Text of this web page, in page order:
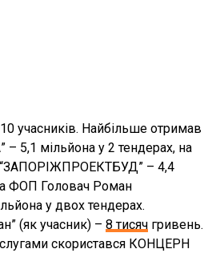
учасників. Найбільше отримав
5,1 мільйона у 2 тендерах, на
“ЗАПОРІЖПРОЕКТБУД” – 4,4
ФОП Головач Роман
у двох тендерах.
(як учасник) – 8 тисяч гривень.
скористався КОНЦЕРН